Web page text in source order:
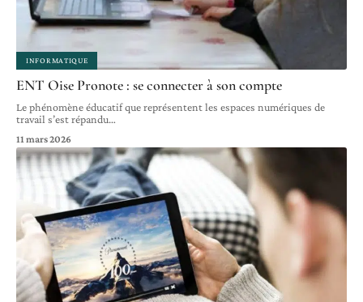
INFORMATIQUE
ENT Oise Pronote : se connecter à son compte
Le phénomène éducatif que représentent les espaces numériques de
travail s’est répandu…
11 mars 2026